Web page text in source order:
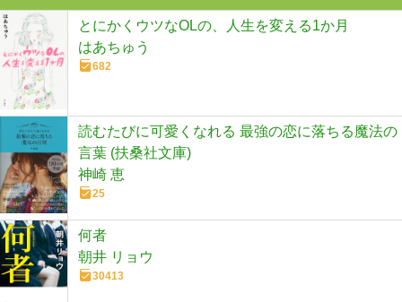
とにかくウツなOLの、人生を変える1か月
はあちゅう
682
読むたびに可愛くなれる 最強の恋に落ちる魔法の
言葉 (扶桑社文庫)
神崎 恵
25
何者
朝井 リョウ
30413